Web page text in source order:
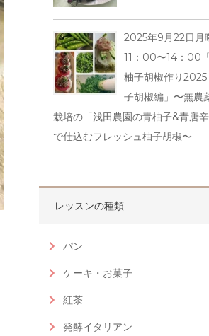
2025年9月22日月
11：00〜14：00
柚子胡椒作り2025
子胡椒編」〜無農
栽培の「浅田農園の青柚子&青唐辛
で仕込むフレッシュ柚子胡椒〜
レッスンの種類
パン
ケーキ・お菓子
紅茶
発酵イタリアン